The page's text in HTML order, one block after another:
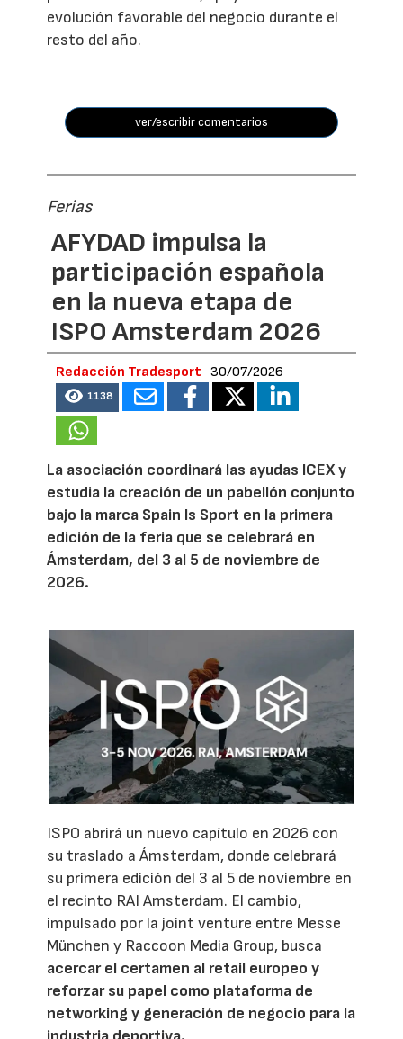
evolución favorable del negocio durante el
resto del año.
ver/escribir comentarios
Ferias
AFYDAD impulsa la
participación española
en la nueva etapa de
ISPO Amsterdam 2026
Redacción Tradesport 30/07/2026
1138
La asociación coordinará las ayudas ICEX y
estudia la creación de un pabellón conjunto
bajo la marca Spain Is Sport en la primera
edición de la feria que se celebrará en
Ámsterdam, del 3 al 5 de noviembre de
2026.
ISPO abrirá un nuevo capítulo en 2026 con
su traslado a Ámsterdam, donde celebrará
su primera edición del 3 al 5 de noviembre en
el recinto RAI Amsterdam. El cambio,
impulsado por la joint venture entre Messe
München y Raccoon Media Group, busca
acercar el certamen al retail europeo y
reforzar su papel como plataforma de
networking y generación de negocio para la